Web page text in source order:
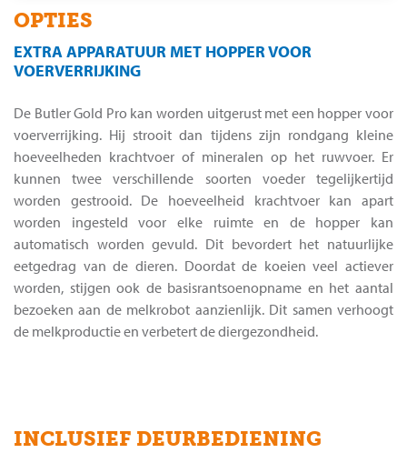
OPTIES
EXTRA APPARATUUR MET HOPPER VOOR
VOERVERRIJKING
De Butler Gold Pro kan worden uitgerust met een hopper voor
voerverrijking. Hij strooit dan tijdens zijn rondgang kleine
hoeveelheden krachtvoer of mineralen op het ruwvoer. Er
kunnen twee verschillende soorten voeder tegelijkertijd
worden gestrooid. De hoeveelheid krachtvoer kan apart
worden ingesteld voor elke ruimte en de hopper kan
automatisch worden gevuld. Dit bevordert het natuurlijke
eetgedrag van de dieren. Doordat de koeien veel actiever
worden, stijgen ook de basisrantsoenopname en het aantal
bezoeken aan de melkrobot aanzienlijk. Dit samen verhoogt
de melkproductie en verbetert de diergezondheid.
INCLUSIEF DEURBEDIENING